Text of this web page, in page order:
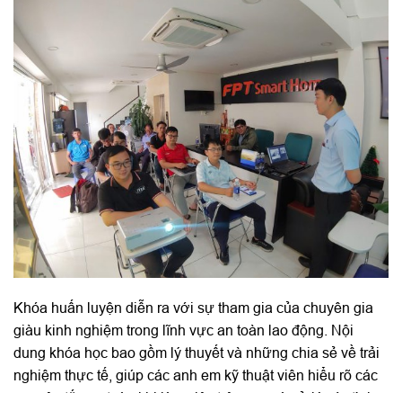
Khóa huấn luyện diễn ra với sự tham gia của chuyên gia
giàu kinh nghiệm trong lĩnh vực an toàn lao động. Nội
dung khóa học bao gồm lý thuyết và những chia sẻ về trải
nghiệm thực tế, giúp các anh em kỹ thuật viên hiểu rõ các